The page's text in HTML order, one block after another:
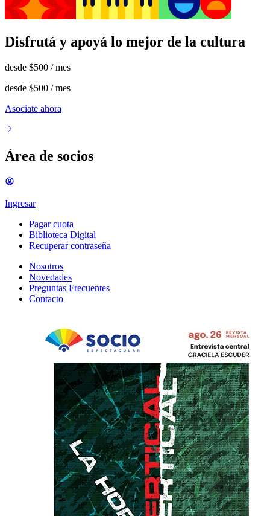
Disfrutá y apoyá lo mejor de la cultura
desde $500 / mes
desde $500 / mes
Asociate ahora
Área de socios
Ingresar
Pagar cuota
Biblioteca Digital
Recuperar contraseña
Nosotros
Novedades
Preguntas Frecuentes
Contacto